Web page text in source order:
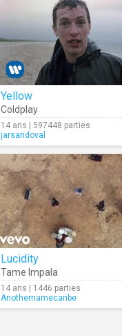
Yellow
Coldplay
14 ans | 597448 parties
jarsandoval
Lucidity
Tame Impala
14 ans | 1446 parties
Anothernamecanbe